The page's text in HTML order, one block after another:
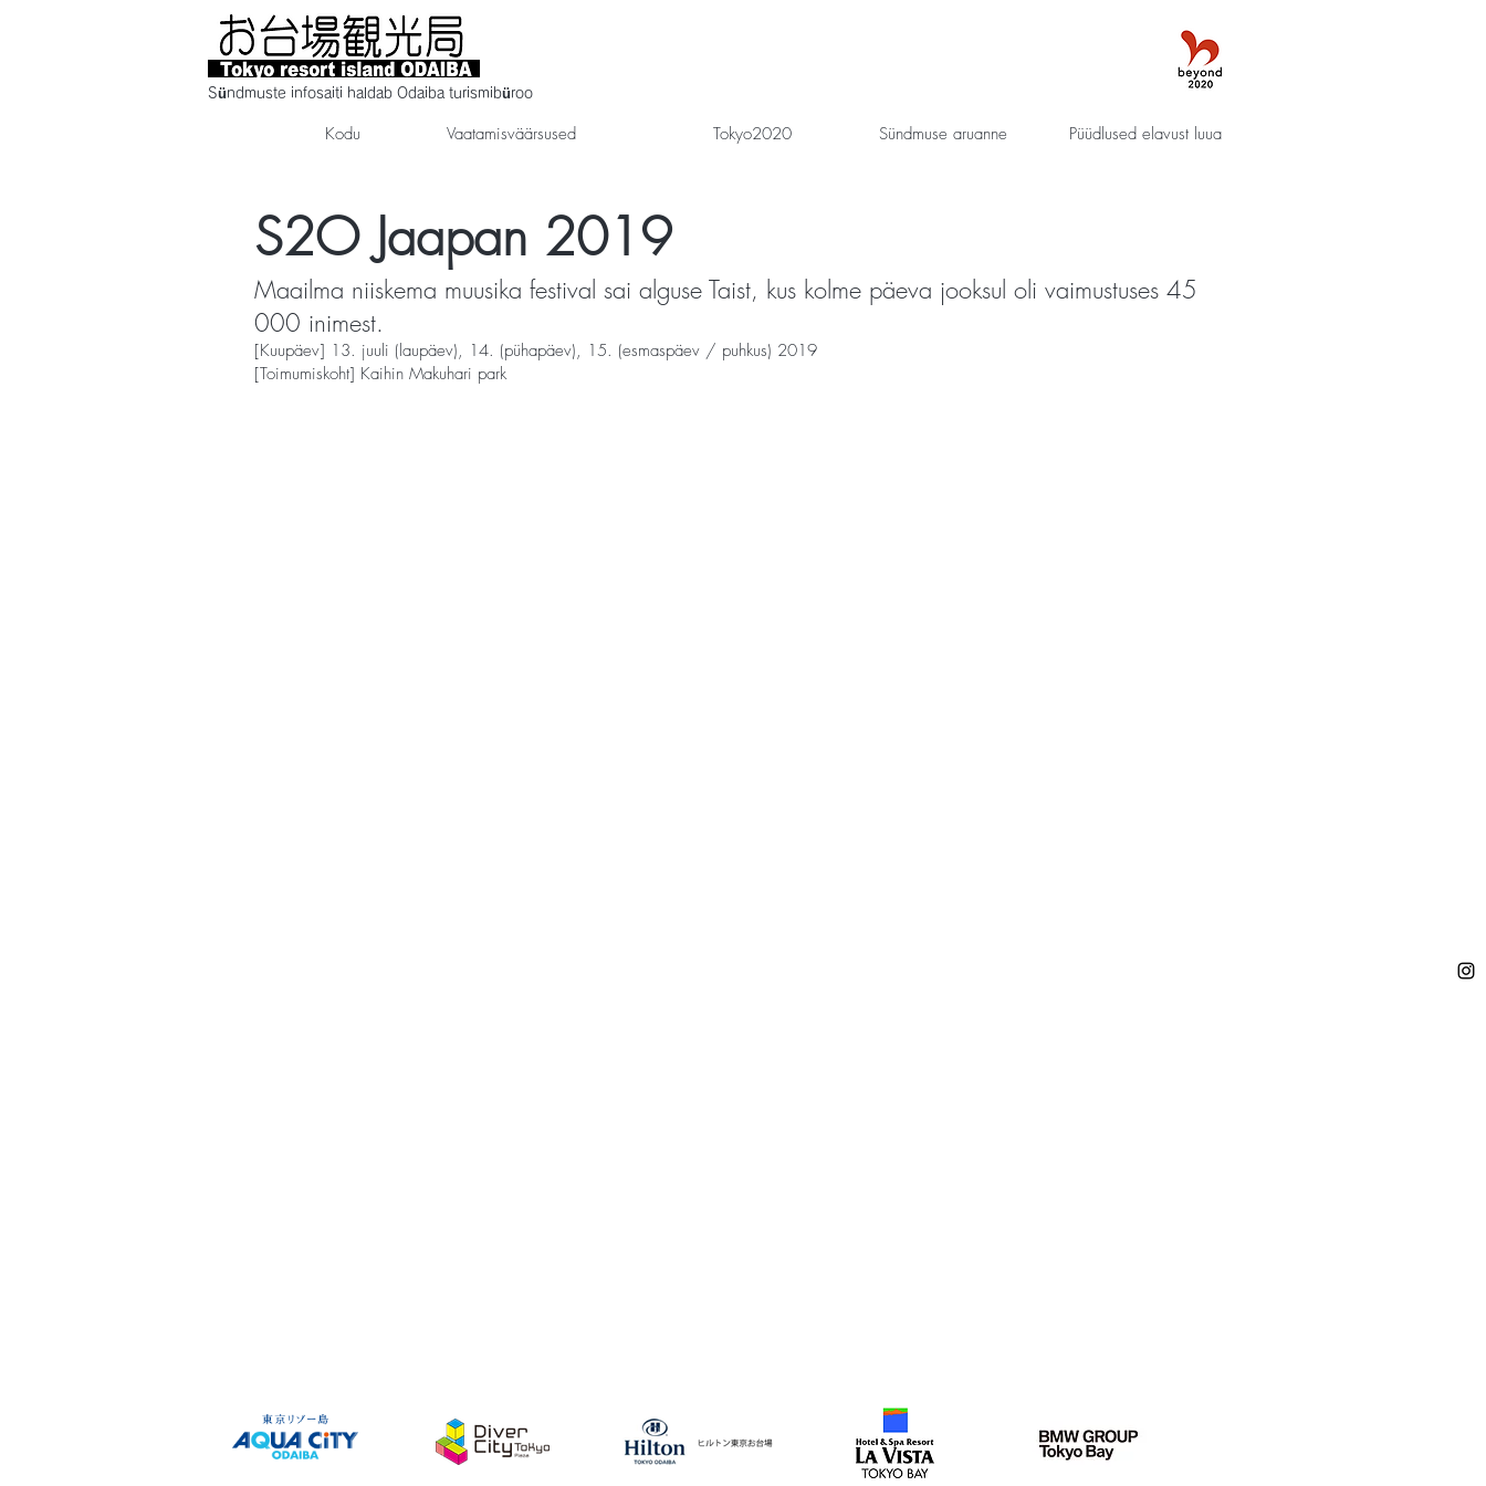
Sündmuste infosaiti haldab Odaiba turismibüroo
Kodu Vaatamisväärsused Tokyo2020 Sündmuse aruanne Püüdlused elavust luua
S2O Jaapan 2019
Maailma niiskema muusika festival sai alguse Taist, kus kolme päeva jooksul oli vaimustuses 45
000 inimest.
[Kuupäev] 13. juuli (laupäev), 14. (pühapäev), 15. (esmaspäev / puhkus) 2019
[Toimumiskoht] Kaihin Makuhari park